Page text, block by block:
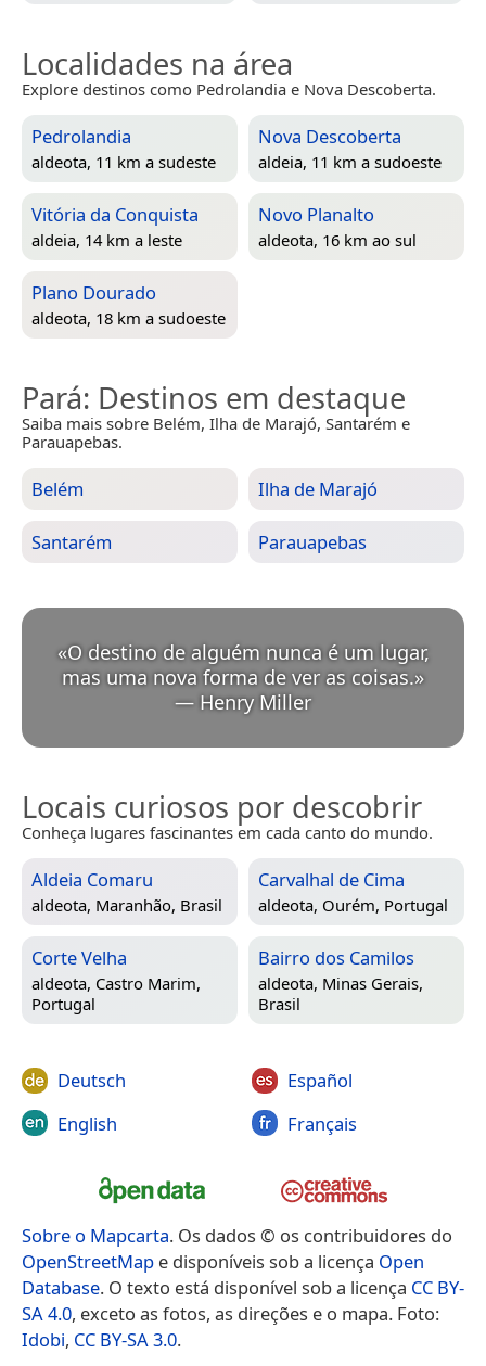
Localidades na área
Explore destinos como Pedrolandia e Nova Descoberta.
Pedrolandia
aldeota, 11 km a sudeste
Nova Descoberta
aldeia, 11 km a sudoeste
Vitória da Conquista
aldeia, 14 km a leste
Novo Planalto
aldeota, 16 km ao sul
Plano Dourado
aldeota, 18 km a sudoeste
Pará: Destinos em destaque
Saiba mais sobre Belém, Ilha de Marajó, Santarém e
Parauapebas.
Belém Ilha de Marajó
Santarém Parauapebas
«O destino de alguém nunca é um lugar,
mas uma nova forma de ver as coisas.
— Henry Miller
Locais curiosos por descobrir
Conheça lugares fascinantes em cada canto do mundo.
Aldeia Comaru
aldeota, Maranhão, Brasil
Carvalhal de Cima
aldeota, Ourém, Portugal
Corte Velha
aldeota, Castro Marim,
Portugal
Bairro dos Camilos
aldeota, Minas Gerais,
Brasil
Deutsch
English
Español
Français
Sobre o Mapcarta. Os dados © os contribuidores do
OpenStreetMap e disponíveis sob a licença Open
Database. O texto está disponível sob a licença CC BY-
SA 4.0, exceto as fotos, as direções e o mapa. Foto:
Idobi, CC BY-SA 3.0.